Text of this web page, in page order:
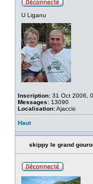
U Liganu
Inscription: 31 Oct 2006,
Messages: 13090
Localisation:Ajaccio
Haut
skippy le grand